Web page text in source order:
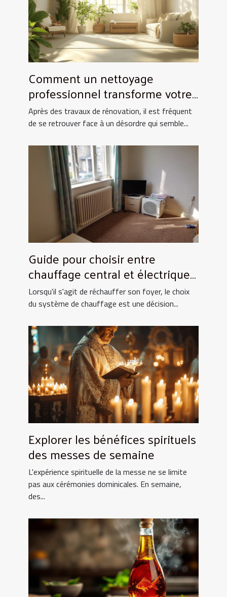
Comment un nettoyage
professionnel transforme votre
espace après rénovation ?
Après des travaux de rénovation, il est fréquent
de se retrouver face à un désordre qui semble...
Guide pour choisir entre
chauffage central et électrique
pour la maison
Lorsqu'il s'agit de réchauffer son foyer, le choix
du système de chauffage est une décision...
Explorer les bénéfices spirituels
des messes de semaine
L'expérience spirituelle de la messe ne se limite
pas aux cérémonies dominicales. En semaine,
des...